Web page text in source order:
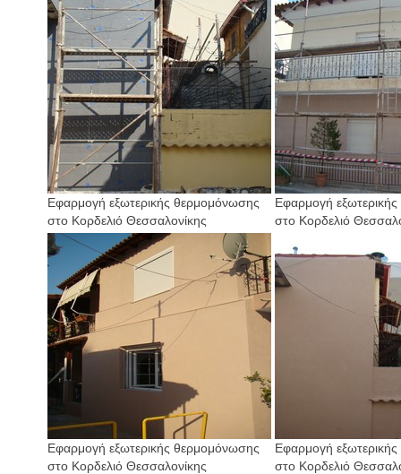
Εφαρμογή εξωτερικής θερμομόνωσης
στο Κορδελιό Θεσσαλονίκης
Εφαρμογή
στο Κορδελιό
Εφαρμογή εξωτερικής θερμομόνωσης
στο Κορδελιό Θεσσαλονίκης
Εφαρμογή
στο Κορδελιό